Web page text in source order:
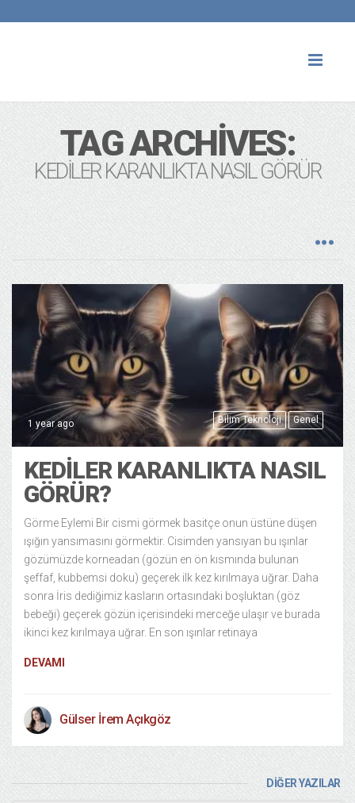
TAG ARCHIVES:
KEDILER KARANLIKTA NASIL GÖRÜR
Bilim Teknoloji Genel
1 year ago
KEDILER KARANLIKTA NASIL
GÖRÜR?
Görme Eylemi Bir cismi görmek basitçe onun üstüne düşen
ışığın yansımasını görmektir. Cisimden yansıyan bu ışınlar
gözümüzde korneadan (gözün en ön kısmında bulunan
şeffaf, kubbemsi doku) geçerek ilk kez kırılmaya uğrar. Daha
sonra İris dediğimiz kasların ortasındaki boşluktan (göz
bebeği) geçerek gözün içerisindeki merceğe ulaşır ve burada
ikinci kez kırılmaya uğrar. En son ışınlar retinaya
DEVAMI
Gülser İrem Açıkgöz
DİĞER YAZILAR